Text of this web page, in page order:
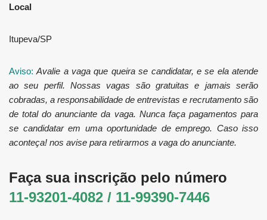
Local
Itupeva/SP
Aviso: Avalie a vaga que queira se candidatar, e se ela atende
ao seu perfil. Nossas vagas são gratuitas e jamais serão
cobradas, a responsabilidade de entrevistas e recrutamento são
de total do anunciante da vaga. Nunca faça pagamentos para
se candidatar em uma oportunidade de emprego. Caso isso
aconteça! nos avise para retirarmos a vaga do anunciante.
Faça sua inscrição pelo número
11-93201-4082 / 11-99390-7446